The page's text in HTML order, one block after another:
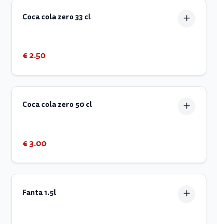
Coca cola zero 33 cl
€ 2.50
Coca cola zero 50 cl
€ 3.00
Fanta 1.5l